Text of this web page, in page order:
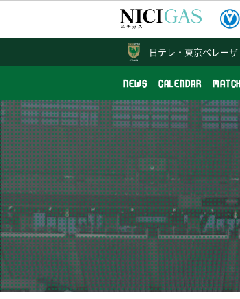
NEWS CALENDAR MATCH
日テレ・ 東京ベレーザ